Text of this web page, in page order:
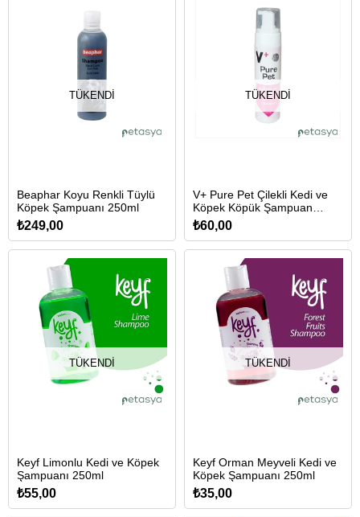
TÜKENDI
Beaphar Koyu Renkli Tüylü
Köpek Şampuanı 250ml
₺249,00
TÜKENDI
V+ Pure Pet Çilekli Kedi ve
Köpek Köpük Şampuan
225ml
₺60,00
TÜKENDI
Keyf Limonlu Kedi ve Köpek
Şampuanı 250ml
₺55,00
TÜKENDI
Keyf Orman Meyveli Kedi ve
Köpek Şampuanı 250ml
₺35,00